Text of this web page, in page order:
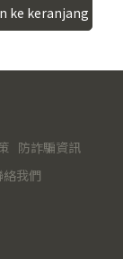
ke keranjang
防詐騙資訊
絡我們